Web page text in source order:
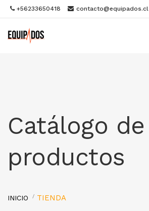
+56233650418 contacto@equipados.cl
Catálogo de
productos
INICIO TIENDA